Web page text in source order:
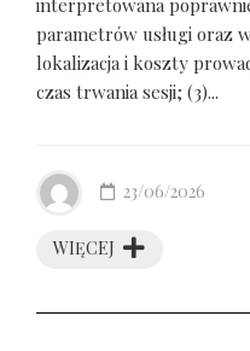
interpretowana
parametrów usługi oraz
lokalizacja i koszty
czas trwania sesji; (3)...
WIĘCEJ
23/06/2026